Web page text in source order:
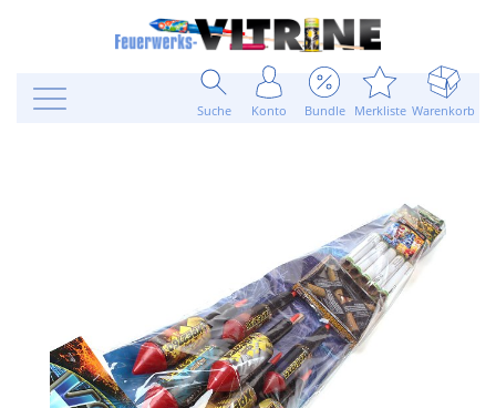
Suche Konto Bundle Merkliste Warenkorb